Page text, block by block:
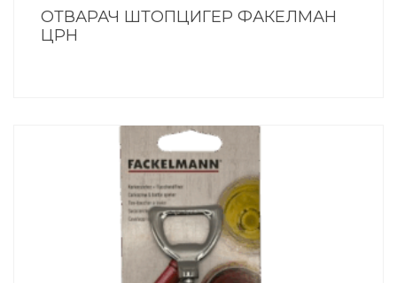
ОТВАРАЧ ШТОПЦИГЕР ФАКЕЛМАН
ЦРН